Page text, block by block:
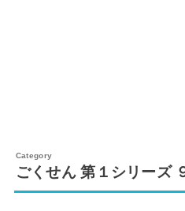
ごくせん 第１シリーズ